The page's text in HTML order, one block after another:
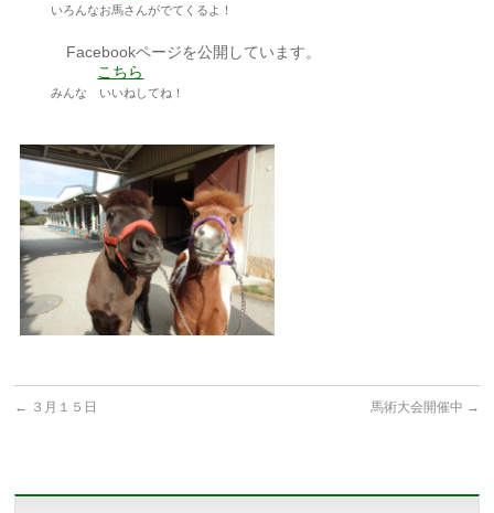
いろんなお馬さんがでてくるよ！
Facebookページを公開しています。
こちら
みんな いいねしてね！
← ３月１５日 馬術大会開催中 →